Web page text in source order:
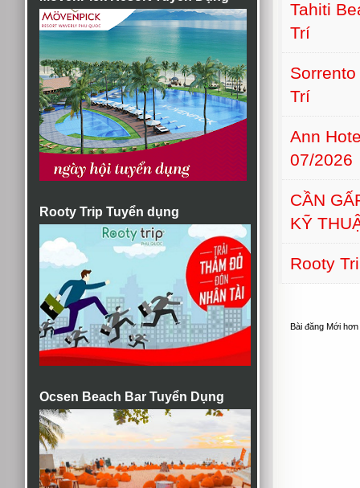
Rooty Trip Tuyển dụng
Ocsen Beach Bar Tuyển Dụng
Tahiti
Trí
Trí
Ann
07/2026
CẦN
KỸ
Rooty
Bài đăng Mới hơn